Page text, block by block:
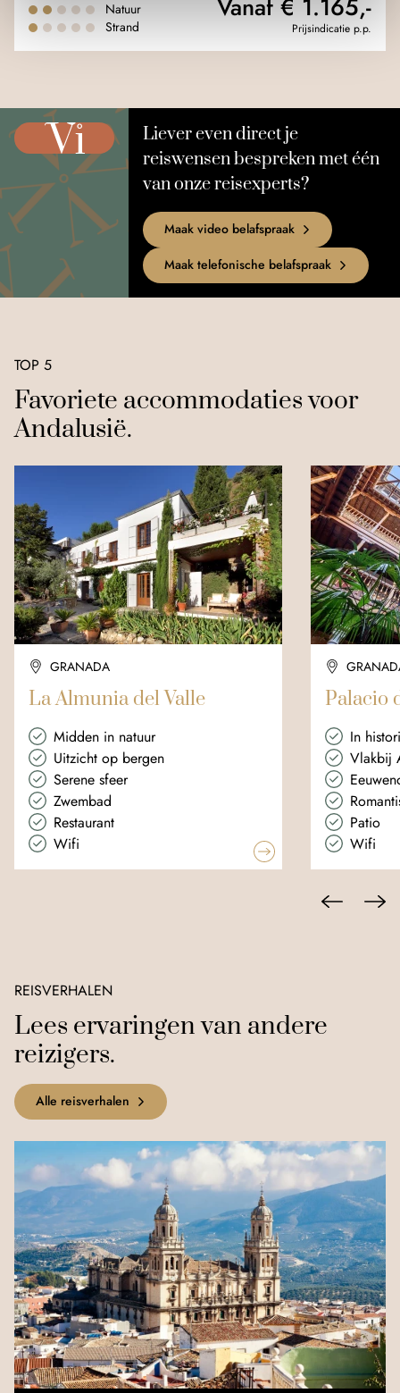
Natuur
Strand
Vanaf € 1.165,-
Prijsindicatie p.p.
Liever even direct je
reiswensen bespreken met één
van onze reisexperts?
Maak video belafspraak
Maak telefonische belafspraak
TOP 5
Favoriete accommodaties voor
Andalusië.
GRANADA
La Almunia del Valle
Midden in natuur
Uitzicht op bergen
Serene sfeer
Zwembad
Restaurant
Wifi
Palacio
In
Vlakbij
Patio
Wifi
REISVERHALEN
Lees ervaringen van andere
reizigers.
Alle reisverhalen